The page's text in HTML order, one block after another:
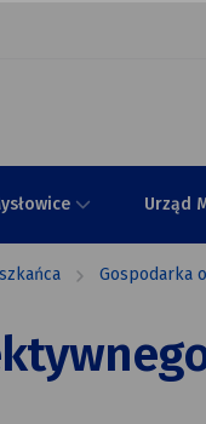
Urząd
Gospodarka